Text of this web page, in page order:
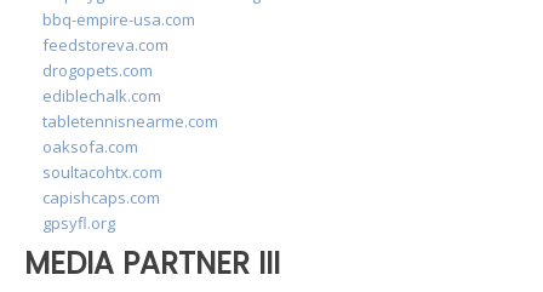
bbq-empire-usa.com
feedstoreva.com
drogopets.com
ediblechalk.com
tabletennisnearme.com
oaksofa.com
soultacohtx.com
capishcaps.com
gpsyfl.org
MEDIA PARTNER III